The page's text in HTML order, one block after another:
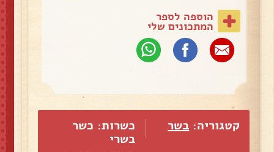
הוספה לספר
המתכונים שלי
קטגוריה: בשר
כשרות: כשר
בשרי